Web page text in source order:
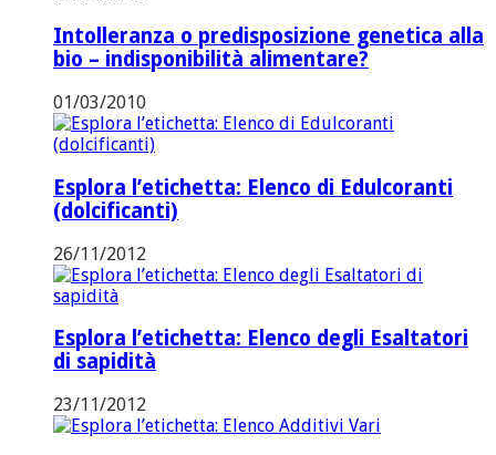
Intolleranza o predisposizione genetica alla
bio – indisponibilità alimentare?
01/03/2010
Esplora l’etichetta: Elenco di Edulcoranti
(dolcificanti)
26/11/2012
Esplora l’etichetta: Elenco degli Esaltatori
di sapidità
23/11/2012